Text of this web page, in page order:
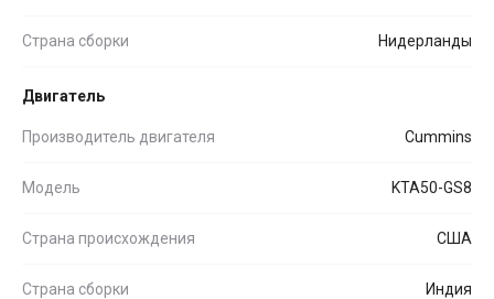
Страна сборки Нидерланды
Двигатель
Производитель двигателя Cummins
Модель KTA50-GS8
Страна происхождения США
Страна сборки Индия